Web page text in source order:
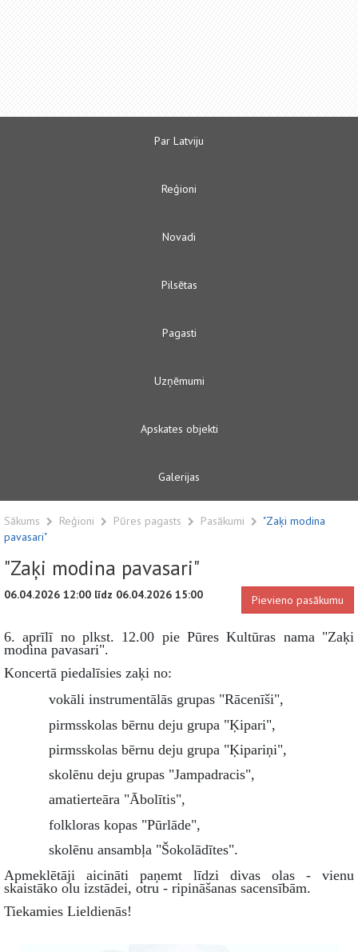
Par Latviju
Reģioni
Novadi
Pilsētas
Pagasti
Uzņēmumi
Apskates objekti
Galerijas
Sākums Reģioni Pūres pagasts Pasākumi
"Zaķi modina
pavasari"
"Zaķi modina pavasari"
06.04.2026 12:00 līdz 06.04.2026 15:00 Pievieno pasākumu
6. aprīlī no plkst. 12.00 pie Pūres Kultūras nama "Zaķi
modina pavasari".
Koncertā piedalīsies zaķi no:
vokāli instrumentālās grupas "Rācenīši",
pirmsskolas bērnu deju grupa "Ķipari",
pirmsskolas bērnu deju grupa "Ķipariņi",
skolēnu deju grupas "Jampadracis",
amatierteāra "Ābolītis",
folkloras kopas "Pūrlāde",
skolēnu ansambļa "Šokolādītes".
Apmeklētāji aicināti paņemt līdzi divas olas - vienu
skaistāko olu izstādei, otru - ripināšanas sacensībām.
Tiekamies Lieldienās!